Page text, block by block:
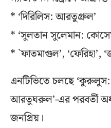
* ‘দিরিলিস: আরতুগ্রুল’
* ‘সুলতান সুলেমান:
* `ফাতমাগুল’, ‘ফেরিহা’,
এনটিভিতে চলছে ‘কুরুলুস:
আরতুঘরুল’-এর পরবর্তী
জনপ্রিয়।